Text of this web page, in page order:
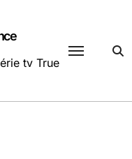
tv True